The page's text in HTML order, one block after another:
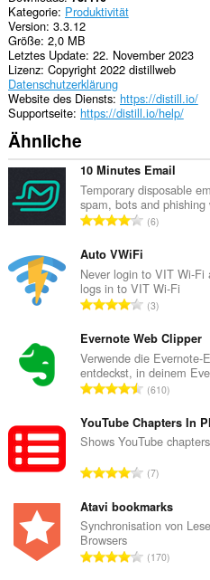
Diese
Erweiterung
kann
auf
Ihre
Tabs
und
Browseraktivitäten
zugreifen.
This
can
store
of
client-
side
data.
Kategorie Produktivität
Version 3.3.12
Größe 2,0 MB
Letztes Update 22. November 2023
Lizenz Copyright 2022 distillweb
Datenschutzerklärung
Website des Diensts https://distill.io/
Supportseite https://distill.io/help/
Ähnliche
10 Minutes Email
Temporary disposable
spam, bots and
G
s
a
m
t
B
e
w
e
r
t
n
e
n
6
Auto VWiFi
Never login to VIT Wi-
logs in to VIT Wi-Fi
G
s
a
m
t
B
e
w
e
r
t
n
3
Evernote Web Clipper
Verwende die Evernote-
entdeckst, in deinem
G
s
a
t
B
e
w
e
610
YouTube Chapters In
Shows YouTube
G
s
a
t
7
Atavi bookmarks
Synchronisation von
Browsers
G170